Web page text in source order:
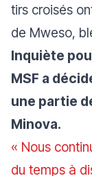
tirs croisés
de Mweso,
Inquiète
MSF a
une partie
Minova.
« Nous
du temps à